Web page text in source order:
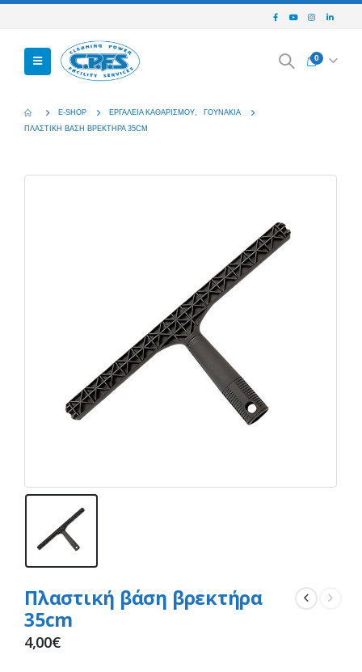
0
E-SHOP ΕΡΓΑΛΕΊΑ ΚΑΘΑΡΙΣΜΟΎ
ΓΟΥΝΆΚΙΑ
ΠΛΑΣΤΙΚΉ ΒΆΣΗ ΒΡΕΚΤΉΡΑ 35CM
Πλαστική βάση βρεκτήρα
35cm
4,00€